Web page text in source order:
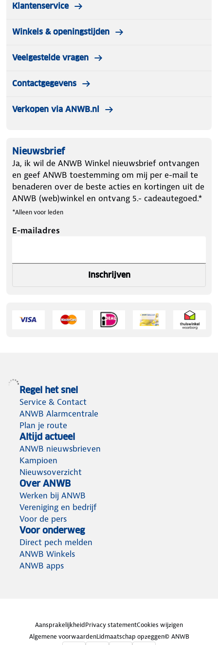
Klantenservice
Winkels & openingstijden
Veelgestelde vragen
Contactgegevens
Verkopen via ANWB.nl
Nieuwsbrief
Ja, ik wil de ANWB Winkel nieuwsbrief ontvangen
en geef ANWB toestemming om mij per e-mail te
benaderen over de beste acties en kortingen uit de
ANWB (web)winkel en ontvang 5.- cadeautegoed.*
*Alleen voor leden
E-mailadres
Inschrijven
Regel het snel
Service & Contact
ANWB Alarmcentrale
Plan je route
Altijd actueel
ANWB nieuwsbrieven
Kampioen
Nieuwsoverzicht
Over ANWB
Werken bij ANWB
Vereniging en bedrijf
Voor de pers
Voor onderweg
Direct pech melden
ANWB Winkels
ANWB apps
AansprakelijkheidPrivacy statementCookies wijzigen
Algemene voorwaardenLidmaatschap opzeggen© ANWB